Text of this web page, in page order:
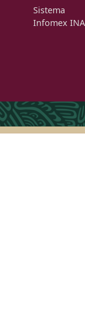
Sistema
Infomex